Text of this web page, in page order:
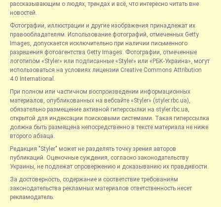
рассказывающим о людях, трендах и всё, что интересно читать вне
новостей.
Фотографии, иллюстрации и другие изображения принадлежат их
правообладателям. Использование фотографий, отмеченных Getty
Images, допускается исключительно при наличии письменного
разрешения фотоагентства Getty Images. Фотографии, отмеченные
логотипом «Styler» или подписанные «Styler» или «РБК-Украина», могут
использоваться на условиях лицензии Creative Commons Attribution
4.0 International.
При полном или частичном воспроизведении информационных
материалов, опубликованных на вебсайте «Styler» (styler.rbc.ua),
обязательно размещение активной гиперссылки на styler.rbc.ua,
открытой для индексации поисковыми системами. Такая гиперссылка
должна быть размещена непосредственно в тексте материала не ниже
второго абзаца.
Редакция "Styler" может не разделять точку зрения авторов
публикаций. Оценочные суждения, согласно законодательству
Украины, не подлежат опровержению и доказыванию их правдивости.
За достоверность, содержание и соответствие требованиям
законодательства рекламных материалов ответственность несет
рекламодатель.